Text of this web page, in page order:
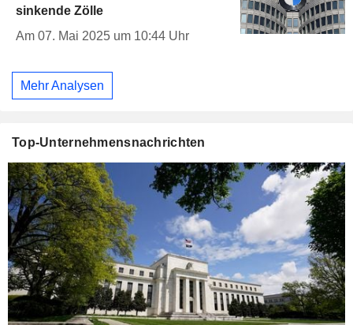
sinkende Zölle
Am 07. Mai 2025 um 10:44 Uhr
Mehr Analysen
Top-Unternehmensnachrichten